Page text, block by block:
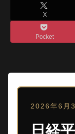
X
Pocket
2026年6月
日経